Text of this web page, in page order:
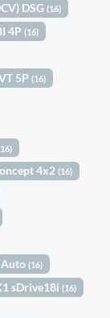
DSG(16)
4P(16)
5P(16)
4x2(16)
Auto(16)
sDrive18i(16)